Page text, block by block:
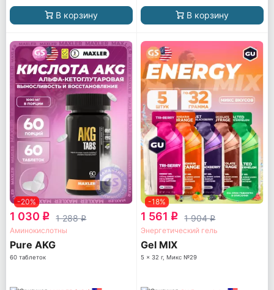
В корзину В корзину
-20%
1 030 q 1 288q
Аминокислотны
Pure AKG
60 таблеток
-18%
1 561 q 1 904q
Энергетический гель
Gel MIX
5 x 32 г, Микс №29